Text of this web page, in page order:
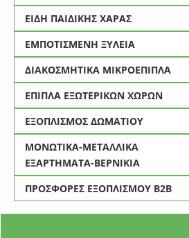
ΕΙΔΗ ΠΑΙΔΙΚΗΣ ΧΑΡΑΣ
ΕΜΠΟΤΙΣΜΕΝΗ ΞΥΛΕΙΑ
ΔΙΑΚΟΣΜΗΤΙΚΑ ΜΙΚΡΟΕΠΙΠΛΑ
ΕΠΙΠΛΑ ΕΞΩΤΕΡΙΚΩΝ ΧΩΡΩΝ
ΕΞΟΠΛΙΣΜΟΣ ΔΩΜΑΤΙΟΥ
ΜΟΝΩΤΙΚΑ-ΜΕΤΑΛΛΙΚΑ
ΕΞΑΡΤΗΜΑΤΑ-ΒΕΡΝΙΚΙΑ
ΠΡΟΣΦΟΡΕΣ ΕΞΟΠΛΙΣΜΟΥ Β2Β